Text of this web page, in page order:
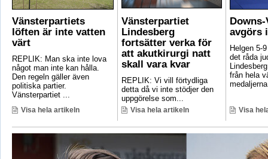
Vänsterpartiets
löften är inte vatten
värt
REPLIK: Man ska inte lova
något man inte kan hålla.
Den regeln gäller även
politiska partier.
Vänsterpartiet ...
Visa hela artikeln
Vänsterpartiet
Lindesberg
fortsätter verka för
att akutkirurgi natt
skall vara kvar
REPLIK: Vi vill förtydliga
detta då vi inte stödjer den
uppgörelse som...
Visa hela artikeln
avgörs
Helgen 5-
det råda
från hela
Visa